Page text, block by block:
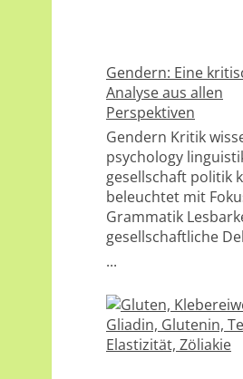
Gendern: Eine
Analyse aus allen
Perspektiven
Gendern Kritik
psychology
gesellschaft politik
beleuchtet mit
Grammatik
gesellschaftliche
...